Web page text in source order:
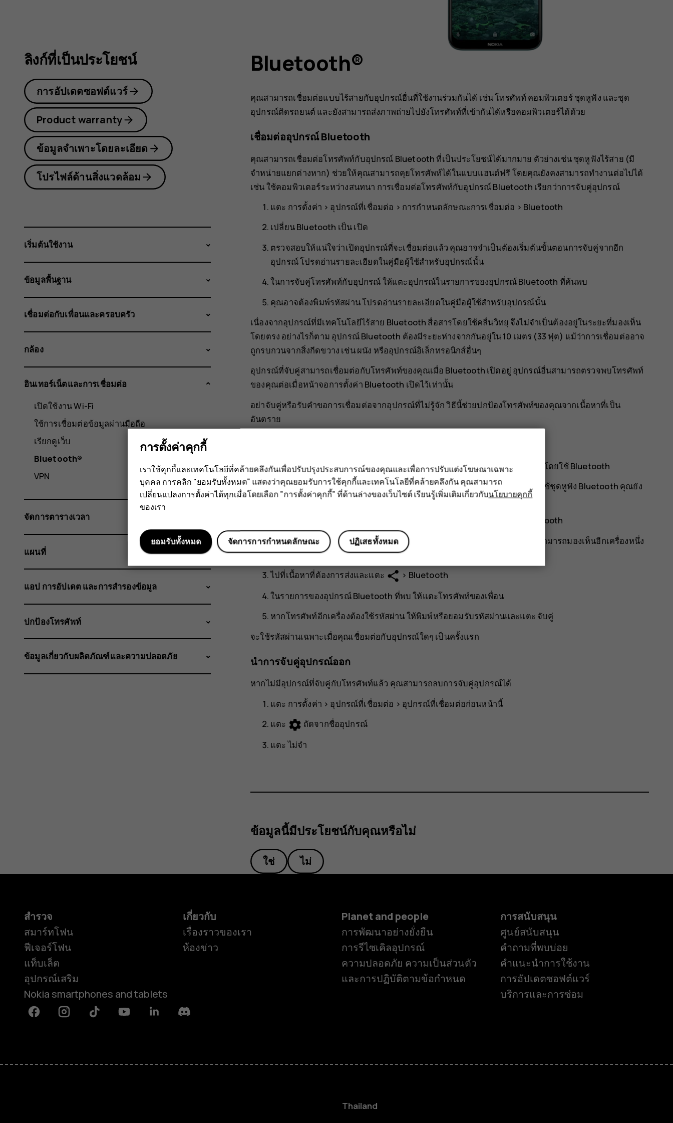
สมาร์ทโฟน
ฟีเจอร์โฟน
Bluetooth®
คุณสามารถเชื่อมต่อแบบไร้สายกับอุปกรณ์อื่นที่ใช้งานร่วมกันได้ เช่น โทรศัพท์ คอมพิวเตอร์ ชุดหูฟัง และชุด
อุปกรณ์ติดรถยนต์ และยังสามารถส่งภาพถ่ายไปยังโทรศัพท์ที่เข้ากันได้หรือคอมพิวเตอร์ได้ด้วย
เชื่อมต่ออุปกรณ์ Bluetooth
คุณสามารถเชื่อมต่อโทรศัพท์กับอุปกรณ์ Bluetooth ที่เป็นประโยชน์ได้มากมาย ตัวย่างเช่น ชุดหูฟังไร้สาย (มี
จำหน่ายแยกต่างหาก) ช่วยให้คุณสามารถคุยโทรศัพท์ได้ในแบบแฮนด์ฟรี โดยคุณยังคงสามารถทำงานต่อไปได้
เช่น ใช้คอมพิวเตอร์ระหว่างสนทนา การเชื่อมต่อโทรศัพท์กับอุปกรณ์ Bluetooth เรียกว่าการจับคู่อุปกรณ์
แตะ การตั้งค่า > อุปกรณ์ที่เชื่อมต่อ > การกำหนดลักษณะการเชื่อมต่อ > Bluetooth
เปลี่ยนBluetooth เป็นเปิด
ตรวจสอบให้แน่ใจว่าเปิดอุปกรณ์ที่จะเชื่อมต่อแล้ว คุณอาจจำเป็นต้องเริ่มต้นขั้นตอนการจับคู่จากอีก
อุปกรณ์ โปรดอ่านรายละเอียดในคู่มือผู้ใช้สำหรับอุปกรณ์นั้น
ในการจับคู่โทรศัพท์กับอุปกรณ์ ให้แตะอุปกรณ์ในรายการของอุปกรณ์ Bluetooth ที่ค้นพบ
คุณอาจต้องพิมพ์รหัสผ่าน โปรดอ่านรายละเอียดในคู่มือผู้ใช้สำหรับอุปกรณ์นั้น
เนื่องจากอุปกรณ์ที่มีเทคโนโลยีไร้สาย Bluetooth สื่อสารโดยใช้คลื่นวิทยุ จึงไม่จำเป็นต้องอยู่ในระยะที่มองเห็น
โดยตรง อย่างไรก็ตาม อุปกรณ์ Bluetooth ต้องมีระยะห่างจากกันอยู่ใน 10 เมตร (33 ฟุต) แม้ว่าการเชื่อมต่ออาจ
ถูกรบกวนจากสิ่งกีดขวาง เช่น ผนัง หรืออุปกรณ์อิเล็กทรอนิกส์อื่นๆ
อุปกรณ์ที่จับคู่สามารถเชื่อมต่อกับโทรศัพท์ของคุณเมื่อ Bluetooth เปิดอยู่ อุปกรณ์อื่นสามารถตรวจพบโทรศัพท์
ของคุณต่อเมื่อหน้าจอการตั้งค่า Bluetooth เปิดไว้เท่านั้น
อย่าจับคู่หรือรับคำขอการเชื่อมต่อจากอุปกรณ์ที่ไม่รู้จัก วิธีนี้ช่วยปกป้องโทรศัพท์ของคุณจากเนื้อหาที่เป็น
อันตราย
เมื่อคุณต้องการแชร์ภาพถ่ายหรือเนื้อหาอื่นๆ กับเพื่อน ให้ส่งไปยังโทรศัพท์ของเพื่อนโดยใช้ Bluetooth
คุณสามารถใช้การเชื่อมต่อ Bluetooth หลายอย่างพร้อมกันได้ ตัวอย่างเช่น ขณะที่ใช้ชุดหูฟัง Bluetooth คุณยัง
คงสามารถส่งข้อมูลต่างๆ ไปยังโทรศัพท์อื่นได้
Bluetooth
ตรวจสอบให้แน่ใจว่าโทรศัพท์ทั้งสองเครื่องเปิด Bluetooth ไว้ และโทรศัพท์สามารถมองเห็นอีกเครื่องหนึ่ง
ได้
ไปที่เนื้อหาที่ต้องการส่งและแตะ share > Bluetooth
ในรายการของอุปกรณ์ Bluetooth ที่พบ ให้แตะโทรศัพท์ของเพื่อน
หากโทรศัพท์อีกเครื่องต้องใช้รหัสผ่าน ให้พิมพ์หรือยอมรับรหัสผ่านและแตะ จับคู่
จะใช้รหัสผ่านเฉพาะเมื่อคุณเชื่อมต่อกับอุปกรณ์ใดๆ เป็นครั้งแรก
นำการจับคู่อุปกรณ์ออก
หากไม่มีอุปกรณ์ที่จับคู่กับโทรศัพท์แล้ว คุณสามารถลบการจับคู่อุปกรณ์ได้
แตะ การตั้งค่า > อุปกรณ์ที่เชื่อมต่อ > อุปกรณ์ที่เชื่อมต่อก่อนหน้านี้
แตะ settings ถัดจากชื่ออุปกรณ์
แตะไม่จำ
ข้อมูลนี้มีประโยชน์กับคุณหรือไม่
ใช่ ไม่
ลิงก์ที่เป็นประโยชน์
การอัปเดตซอฟต์แวร์
Product warranty
ข้อมูลจำเพาะโดยละเอียด
โปรไฟล์ด้านสิ่งแวดล้อม
เริ่มต้นใช้งาน
ข้อมูลพื้นฐาน
เชื่อมต่อกับเพื่อนและครอบครัว
กล้อง
อินเทอร์เน็ตและการเชื่อมต่อ
เปิดใช้งาน Wi-Fi
ใช้การเชื่อมต่อข้อมูลผ่านมือถือ
เรียกดูเว็บ
Bluetooth®
VPN
จัดการตารางเวลา
แผนที่
แอป การอัปเดต และการสำรองข้อมูล
ปกป้องโทรศัพท์
ข้อมูลเกี่ยวกับผลิตภัณฑ์และความปลอดภัย
สำรวจ
สมาร์ทโฟน
ฟีเจอร์โฟน
แท็บเล็ต
อุปกรณ์เสริม
Nokia smartphones and tablets
เกี่ยวกับ
เรื่องราวของเรา
ห้องข่าว
Planet and people
การพัฒนาอย่างยั่งยืน
การรีไซเคิลอุปกรณ์
ความปลอดภัย ความเป็นส่วนตัว
และการปฏิบัติตามข้อกำหนด
การสนับสนุน
ศูนย์สนับสนุน
คำถามที่พบบ่อย
คำแนะนำการใช้งาน
การอัปเดตซอฟต์แวร์
บริการและการซ่อม
FacebookInstagramTiktok YoutubeLinkedinDiscord
Thailand
การตั้งค่าคุกกี้
เราใช้คุกกี้และเทคโนโลยีที่คล้ายคลึงกันเพื่อปรับปรุงประสบการณ์ของคุณและเพื่อการปรับแต่งโฆษณาเฉพาะ
บุคคล การคลิก "ยอมรับทั้งหมด" แสดงว่าคุณยอมรับการใช้คุกกี้และเทคโนโลยีที่คล้ายคลึงกัน คุณสามารถ
เปลี่ยนแปลงการตั้งค่าได้ทุกเมื่อโดยเลือก "การตั้งค่าคุกกี้" ที่ด้านล่างของเว็บไซต์ เรียนรู้เพิ่มเติมเกี่ยวกับนโยบายคุกกี้
ของเรา
ปฏิเสธทั้งหมด
จัดการการกำหนดลักษณะ
ยอมรับทั้งหมด